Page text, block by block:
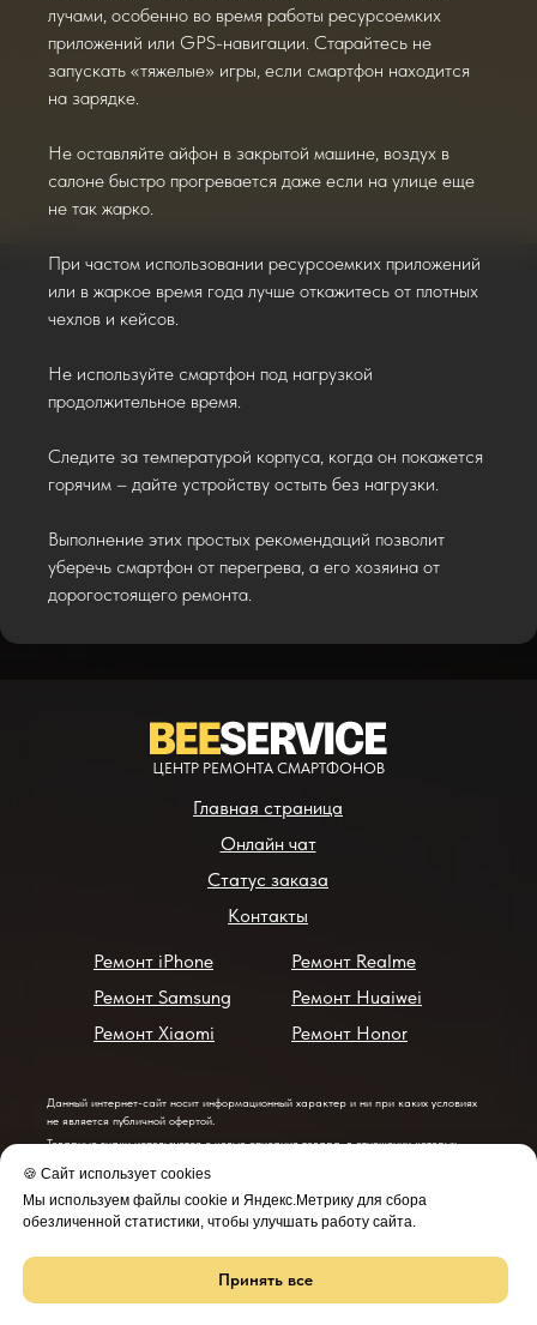
лучами, особенно во время работы ресурсоемких
приложений или GPS-навигации. Старайтесь не
запускать «тяжелые» игры, если смартфон находится
на зарядке.
Не оставляйте айфон в закрытой машине, воздух в
салоне быстро прогревается даже если на улице еще
не так жарко.
При частом использовании ресурсоемких приложений
или в жаркое время года лучше откажитесь от плотных
чехлов и кейсов.
Не используйте смартфон под нагрузкой
продолжительное время.
Следите за температурой корпуса, когда он покажется
горячим – дайте устройству остыть без нагрузки.
Выполнение этих простых рекомендаций позволит
уберечь смартфон от перегрева, а его хозяина от
дорогостоящего ремонта.
🍪 Сайт использует cookies
Мы используем файлы cookie и Яндекс.Метрику для сбора
обезличенной статистики, чтобы улучшать работу сайта.
Принять все
Главная страница
Контакты
Статус заказа
Ремонт iPhone
Ремонт Samsung
Ремонт Xiaomi
Ремонт Realme
Ремонт Huaiwei
Ремонт Honor
* - время ремонта может меняться в зависимости от модели устройства и
© 2023-2026 Все права защищены Политика обработки персональных данных
Товарные знаки используется с целью описания товара, в отношении которых
Услуги оказываются в неавторизованных сервисных центрах «Bee Service», не
связанными с компаниями Правообладателями товарных знаков и/или с ее
официальными представителями в отношении товаров, которые уже были введены в
гражданский оборот в смысле статьи 1487 ГК РФ
Данный интернет-сайт носит информационный характер и ни при каких условиях
не является публичной офертой.
Онлайн чат
ЦЕНТР РЕМОНТА СМАРТФОНОВ
Услуги предоставляет: ИП: Кадулин Ю.Д. ИНН: 380119109501 ОГРНИП: